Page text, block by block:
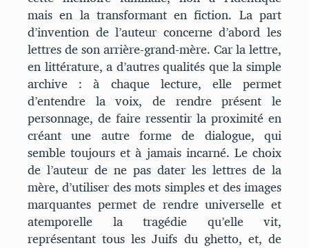
mais en la transformant en fiction. La part
d’invention de l’auteur concerne d’abord les
lettres de son arrière-grand-mère. Car la lettre,
en littérature, a d’autres qualités que la simple
archive : à chaque lecture, elle permet
d’entendre la voix, de rendre présent le
personnage, de faire ressentir la proximité en
créant une autre forme de dialogue, qui
semble toujours et à jamais incarné. Le choix
de l’auteur de ne pas dater les lettres de la
mère, d’utiliser des mots simples et des images
marquantes permet de rendre universelle et
atemporelle la tragédie qu’elle vit,
représentant tous les Juifs du ghetto, et, de